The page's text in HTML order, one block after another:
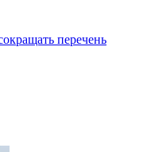
перечень